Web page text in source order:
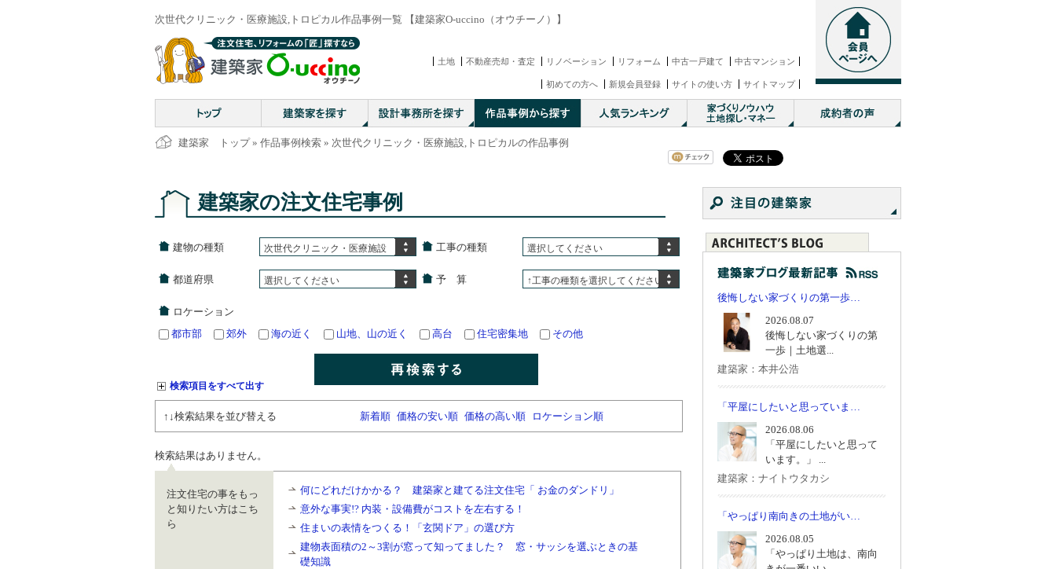
次世代クリニック・医療施設,トロピカル作品事例一覧 【建築家O-uccino（オウチーノ）】
土地 不動産売却・査定 リノベーション リフォーム 中古一戸建て 中古マンション
初めての方へ 新規会員登録 サイトの使い方 サイトマップ
建築家 トップ» 作品事例検索 » 次世代クリニック・医療施設,トロピカルの作品事例
建築家の注文住宅事例
建物の種類 次世代クリニック・医療施設 工事の種類 選択してください
都道府県 選択してください 予 算 ↑工事の種類を選択してください
ロケーション
都市部
郊外 海の近く 山地、山の近く 高台 住宅密集地 その他
検索項目をすべて出す
↑↓検索結果を並び替える 新着順 価格の安い順 価格の高い順 ロケーション順
検索結果はありません。
注文住宅の事をもっ
と知りたい方はこち
ら
何にどれだけかかる？ 建築家と建てる注文住宅「 お金のダンドリ」
意外な事実!? 内装・設備費がコストを左右する！
住まいの表情をつくる！「玄関ドア」の選び方
建物表面積の2～3割が窓って知ってました？ 窓・サッシを選ぶときの基
礎知識
後悔しない家づくりの第一歩…
2026.08.07
後悔しない家づくりの第
一歩｜土地選...
建築家：本井公浩
「平屋にしたいと思っていま…
2026.08.06
「平屋にしたいと思って
います。」 ...
建築家：ナイトウタカシ
「やっぱり南向きの土地がい…
2026.08.05
「やっぱり土地は、南向